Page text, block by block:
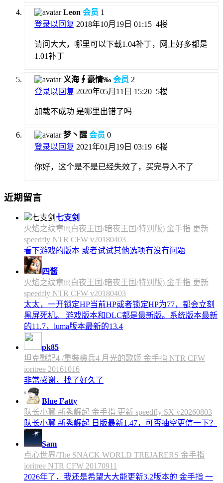
Leon 会员 1
登录以回复 2018年10月19日 01:15 4楼
请问大大，哪里可以下载1.04补丁，网上好多都是
1.01补丁
义海∮豪情‰ 会员 2
登录以回复 2020年05月11日 15:20 5楼
加载不成功 是哪里出错了吗
梦丶醒 会员 0
登录以回复 2021年01月19日 03:19 6楼
你好，这个是不是已经失效了，买完导入不了
近期留言
七支剑
火焰之纹章if(白夜王国/暗夜王国/特别版) 金手指 更新
speedfly NTR CFW v20180403
看下游戏的版本 或者试试其他选项有没有问题
四酱
火焰之纹章if(白夜王国/暗夜王国/特别版) 金手指 更新
speedfly NTR CFW v20180403
太太，一开锁定HP当前HP或者锁定HP为77，都会立刻
黑屏死机。 游戏版本和DLC都是最新版。系统版本最新
的11.7，luma版本最新的13.4
pk85
坦克戰記4 /重裝機兵4 月光的歌姬 金手指 NTR CFW
ioritree 20161016
非常感谢，找了好久了
Blue Fatty
队长小翼 新秀崛起 金手指 更新 speedfly SX v20260803
队长小翼 新秀崛起 日版最新1.47，可否抽空更信一下？
Sam
点心世界/The SNACK WORLD TREJARERS 金手指
ioritree NTR CFW 20170911
2026年了，我还是希望大大能更新3.2版本的 金手指 一